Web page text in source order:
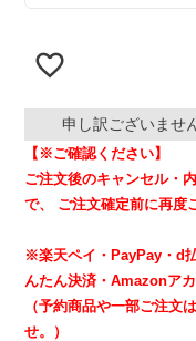
申し訳ございませ
【※ご確認ください】
ご注文後のキャンセル・
で、
ご注文確定前に再度
※楽天ペイ・PayPay・d
んたん決済・Amazonア
（予約商品や一部ご注文
せ。）